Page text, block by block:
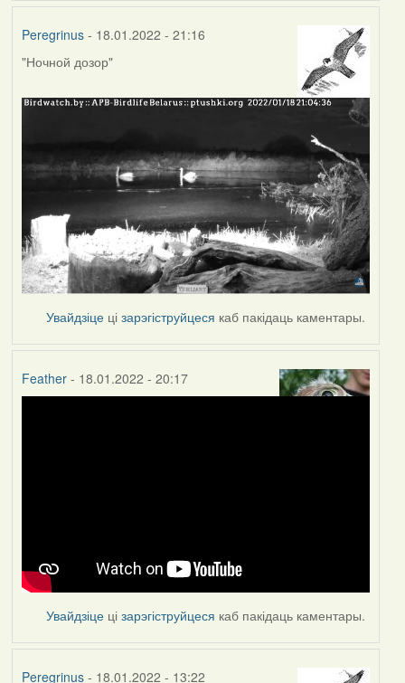
Peregrinus- 18.01.2022 - 21:16
"Ночной дозор"
Увайдзіце цізарэгіструйцеся каб пакідаць каментары.
Feather- 18.01.2022 - 20:17
Увайдзіце цізарэгіструйцеся каб пакідаць каментары.
Peregrinus- 18.01.2022 - 13:22